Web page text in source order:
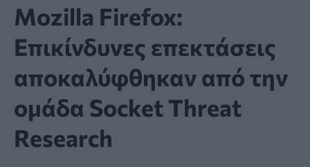
Mozilla Firefox:
Επικίνδυνες επεκτάσεις
αποκαλύφθηκαν από την
ομάδα Socket Threat
Research